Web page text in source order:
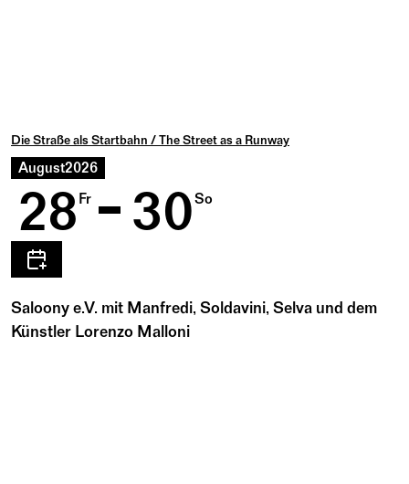
Die Straße als Startbahn / The Street as a Runway
August2026
28 Fr 30So
Saloony e.V. mit Manfredi, Soldavini, Selva und dem
Künstler Lorenzo Malloni